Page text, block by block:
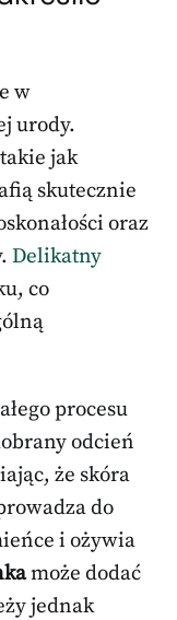
w
urody.
jak
skutecznie
oraz
Delikatny
co
procesu
odcień
że skóra
do
i ożywia
może dodać
jednak